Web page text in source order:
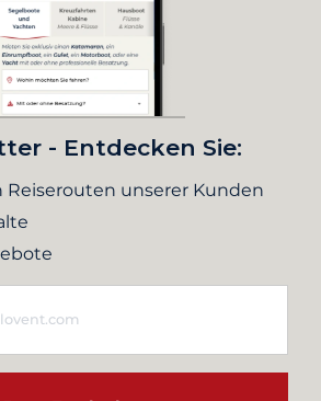
- Entdecken Sie:
Reiserouten unserer Kunden